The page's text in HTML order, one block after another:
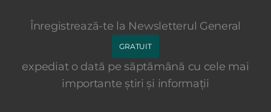
Înregistrează-te la Newsletterul General
GRATUIT
expediat o dată pe săptămână cu cele mai
importante știri și informații